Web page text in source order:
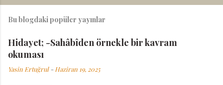
Bu blogdaki popüler yayınlar
Hidayet; -Sahâbîden örnekle bir kavram
okuması
Yasin Ertuğrul - Haziran 19, 2025